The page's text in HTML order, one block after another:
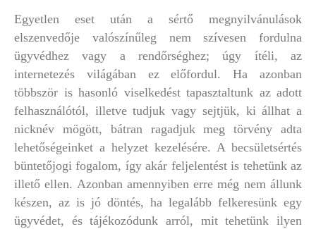
Egyetlen eset után a sértő megnyilvánulások
elszenvedője valószínűleg nem szívesen fordulna
ügyvédhez vagy a rendőrséghez; úgy ítéli, az
internetezés világában ez előfordul. Ha azonban
többször is hasonló viselkedést tapasztaltunk az adott
felhasználótól, illetve tudjuk vagy sejtjük, ki állhat a
nicknév mögött, bátran ragadjuk meg törvény adta
lehetőségeinket a helyzet kezelésére. A becsületsértés
büntetőjogi fogalom, így akár feljelentést is tehetünk az
illető ellen. Azonban amennyiben erre még nem állunk
készen, az is jó döntés, ha legalább felkeresünk egy
ügyvédet, és tájékozódunk arról, mit tehetünk ilyen